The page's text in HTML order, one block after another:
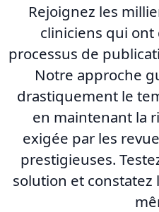
Rejoignez les
cliniciens qui ont
processus de
Notre approche
drastiquement le
en maintenant la
exigée par les
prestigieuses.
solution et constatez